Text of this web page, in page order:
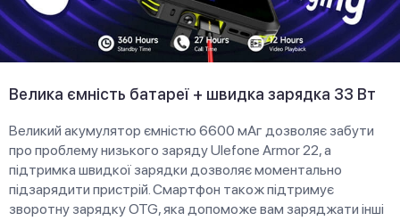
Велика ємність батареї + швидка зарядка 33 Вт
Великий акумулятор ємністю 6600 мАг дозволяє забути
про проблему низького заряду Ulefone Armor 22, а
підтримка швидкої зарядки дозволяє моментально
підзарядити пристрій. Смартфон також підтримує
зворотну зарядку OTG, яка допоможе вам заряджати інші